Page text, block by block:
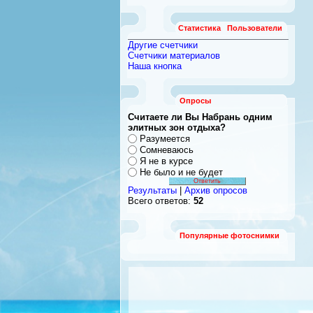
Статистика Пользователи
Другие счетчики
Счетчики материалов
Наша кнопка
Опросы
Считаете ли Вы Набрань одним
элитных зон отдыха?
Разумеется
Сомневаюсь
Я не в курсе
Не было и не будет
Результаты
Архив опросов
Всего ответов: 52
Популярные фотоснимки